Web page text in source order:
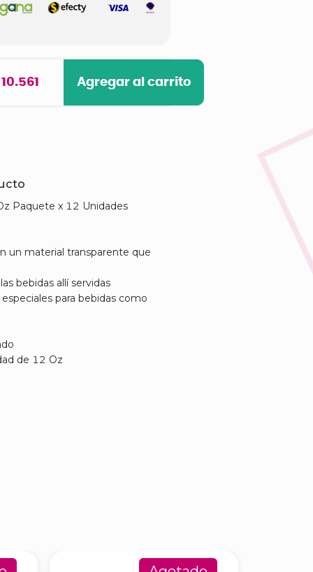
Agregar al carrito
Paquete x 12 Unidades
un material transparente que
bebidas allí servidas
para bebidas como
de 12 Oz